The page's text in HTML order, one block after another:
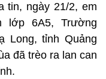
tin, ngày 21/2, em
lớp 6A5, Trường
Long, tỉnh Quảng
đã trèo ra lan can